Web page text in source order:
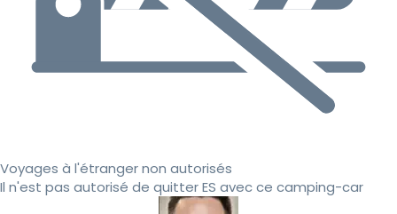
Voyages à l'étranger non autorisés
Il n'est pas autorisé de quitter ES avec ce camping-car